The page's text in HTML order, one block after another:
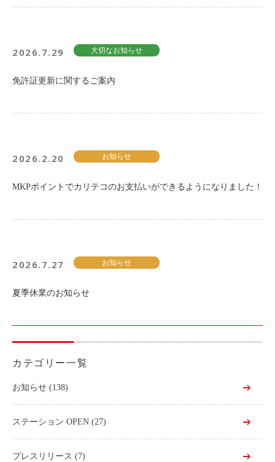
2026.7.29 大切なお知らせ
免許証更新に関するご案内
2026.2.20 お知らせ
MKPポイントでカリテコのお支払いができるようになりました！
2026.7.27 お知らせ
夏季休業のお知らせ
カテゴリー一覧
お知らせ (138)
ステーション OPEN (27)
プレスリリース (7)